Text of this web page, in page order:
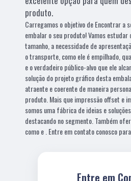
produto.
Carregamos o objetivo de Encontrar a
embalar o seu produto! Vamos estudar
tamanho, a necessidade de
o transporte, como ele é empilhado,
e o verdadeiro público-alvo que ele
solução do projeto gráfico desta
atraente e coerente de maneira
produto. Mais que impressão offset e
somos uma fábrica de ideias e
destacando no segmento. Também
como e . Entre em contato conosco
Entre em